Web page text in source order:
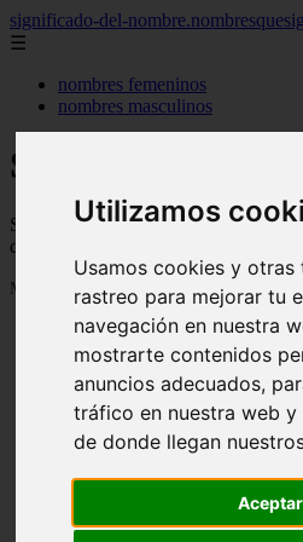
Utilizamos
Usamos cookies y otras
rastreo para mejorar tu
navegación en nuestra
mostrarte contenidos
anuncios adecuados,
tráfico en nuestra web
de donde llegan
Aceptar
significado-del-
☰
nombres femeninos
nombres masculinos
Significado de los
Significado de los nombres, su
cuanta gente se llama así
Mostrando 1 - 24 de 3040 artículos